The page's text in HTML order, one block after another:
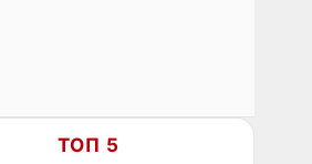
ТОП 5